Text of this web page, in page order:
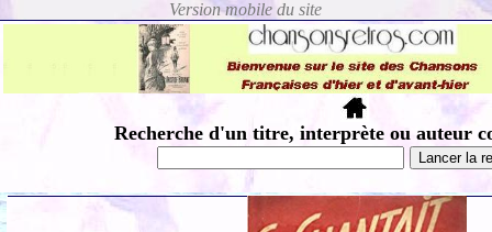
Recherche d'un titre, interprète ou auteur